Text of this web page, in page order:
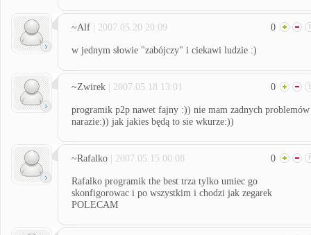
~Alf | 2007.05.20 20:09 0
w jednym słowie "zabójczy" i ciekawi ludzie :)
~Zwirek | 2007.05.18 13:01 0
programik p2p nawet fajny :)) nie mam zadnych problemów
narazie:)) jak jakies będą to sie wkurze:))
~Rafalko | 2007.05.15 00:08 0
Rafalko programik the best trza tylko umiec go
skonfigorowac i po wszystkim i chodzi jak zegarek
POLECAM